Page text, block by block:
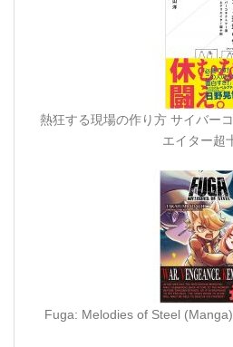
熱狂する現場の作り方 サイバー
エイター超
Fuga: Melodies of Steel